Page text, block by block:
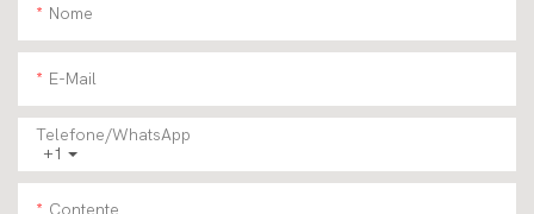
Nome
E-Mail
+1
Telefone/WhatsApp
Contente